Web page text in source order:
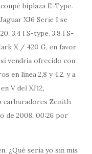
biplaza E-Type.
XJ6 Serie I se
3,4 l S-type, 3,8 l S-
X / 420 G, en favor
vendría ofrecido con
en línea 2,8 y 4,2, y a
V del XJ12,
carburadores Zenith
de 2008, 00:26 por
¿Qué sería yo sin mis